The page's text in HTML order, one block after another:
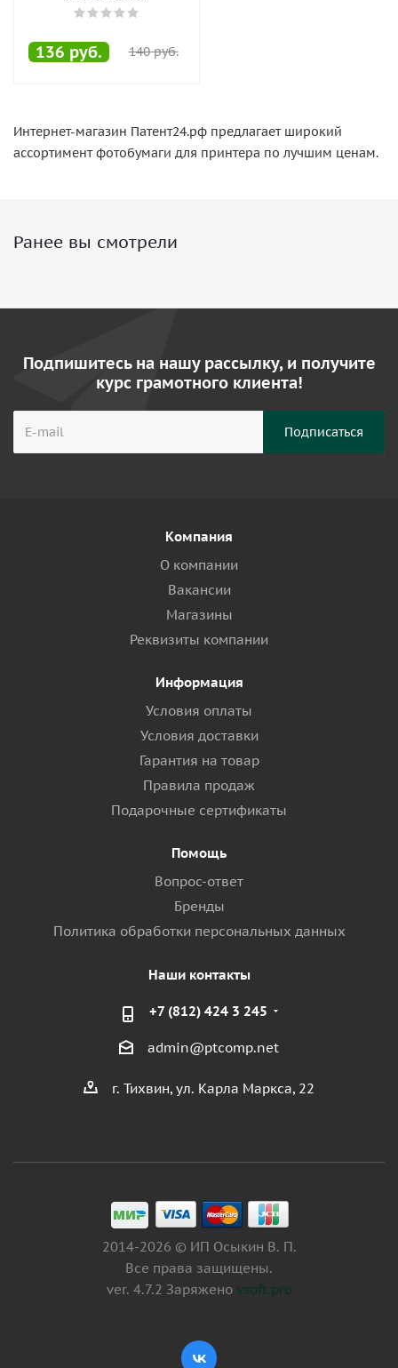
136 руб. 140руб.
Интернет-магазин Патент24.рф предлагает широкий
ассортимент фотобумаги для принтера по лучшим ценам.
Ранее вы смотрели
Подпишитесь на нашу рассылку, и получите
курс грамотного клиента!
Компания
О компании
Вакансии
Магазины
Реквизиты компании
Информация
Условия оплаты
Условия доставки
Гарантия на товар
Правила продаж
Подарочные сертификаты
Помощь
Вопрос-ответ
Бренды
Политика обработки персональных данных
Наши контакты
+7 (812) 424 3 245
admin@ptcomp.net
г. Тихвин, ул. Карла Маркса, 22
2014-2026 © ИП Осыкин В. П.
Все права защищены.
ver. 4.7.2 Заряжено vsoft.pro